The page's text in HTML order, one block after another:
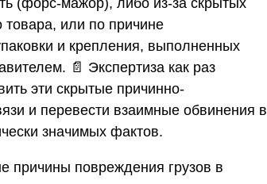
(форс-мажор), либо из-за скрытых
товара, или по причине
и крепления, выполненных
📄 Экспертиза как раз
эти скрытые причинно-
и перевести взаимные обвинения в
значимых фактов.
причины повреждения грузов в